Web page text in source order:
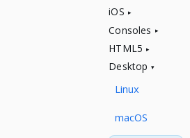
iOS
Consoles
HTML5
Desktop
Linux
macOS